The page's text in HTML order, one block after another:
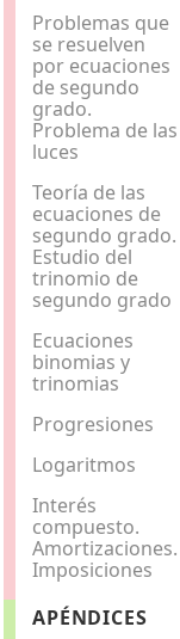
Problemas que
se resuelven
por ecuaciones
de segundo
grado.
Problema de las
luces
Teoría de las
ecuaciones de
segundo grado.
Estudio del
trinomio de
segundo grado
Ecuaciones
binomias y
trinomias
Progresiones
Logaritmos
Interés
compuesto.
Amortizaciones.
Imposiciones
APÉNDICES